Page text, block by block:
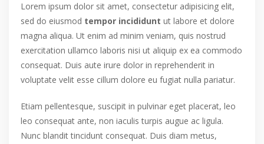
Lorem ipsum dolor sit amet, consectetur adipisicing elit,
sed do eiusmod tempor incididunt ut labore et dolore
magna aliqua. Ut enim ad minim veniam, quis nostrud
exercitation ullamco laboris nisi ut aliquip ex ea commodo
consequat. Duis aute irure dolor in reprehenderit in
voluptate velit esse cillum dolore eu fugiat nulla pariatur.
Etiam pellentesque, suscipit in pulvinar eget placerat, leo
leo consequat ante, non iaculis turpis augue ac ligula.
Nunc blandit tincidunt consequat. Duis diam metus,